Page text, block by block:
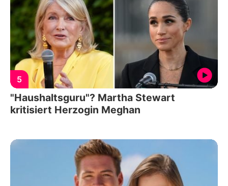
5
"Haushaltsguru"? Martha Stewart
kritisiert Herzogin Meghan